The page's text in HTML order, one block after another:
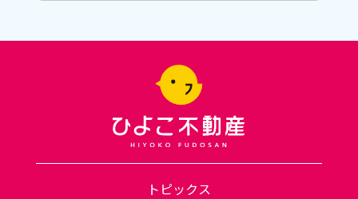
約」ページ、または各店舗へのお電話から受け
トピックス